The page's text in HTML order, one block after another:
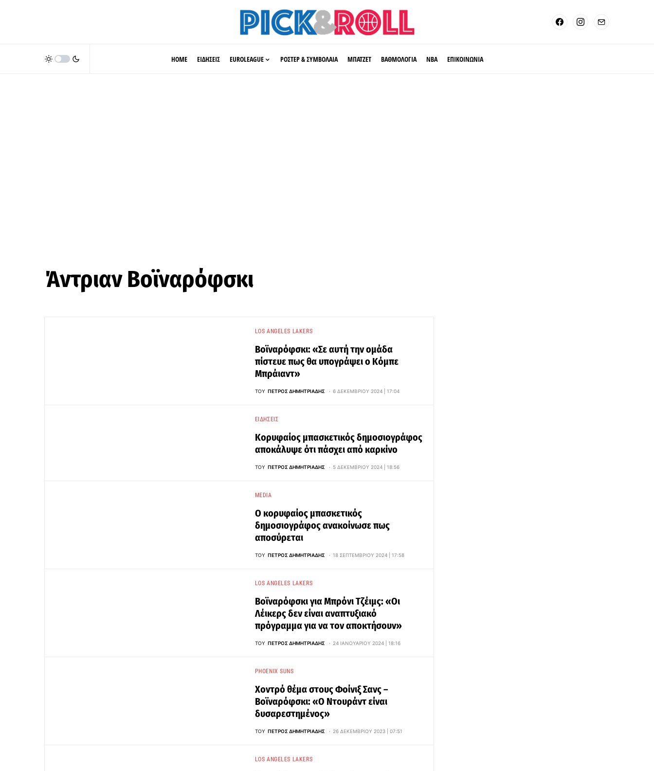
HOME ΕΙΔΗΣΕΙΣ EUROLEAGUE ΡΟΣΤΕΡ & ΣΥΜΒΟΛΑΙΑ ΜΠΑΤΖΕΤ ΒΑΘΜΟΛΟΓΙΑ ΝΒΑ ΕΠΙΚΟΙΝΩΝΙΑ
Άντριαν Βοϊναρόφσκι
LOS ANGELES LAKERS
Βοϊναρόφσκι: «Σε αυτή την ομάδα
πίστευε πως θα υπογράψει ο Κόμπε
Μπράιαντ»
ΤΟΥ ΠΈΤΡΟΣ ΔΗΜΗΤΡΙΆΔΗΣ 6 ΔΕΚΕΜΒΡΊΟΥ 2024 | 17:04
ΕΙΔΉΣΕΙΣ
Κορυφαίος μπασκετικός δημοσιογράφος
αποκάλυψε ότι πάσχει από καρκίνο
ΤΟΥ ΠΈΤΡΟΣ ΔΗΜΗΤΡΙΆΔΗΣ 5 ΔΕΚΕΜΒΡΊΟΥ 2024 | 18:56
MEDIA
Ο κορυφαίος μπασκετικός
δημοσιογράφος ανακοίνωσε πως
αποσύρεται
ΤΟΥ ΠΈΤΡΟΣ ΔΗΜΗΤΡΙΆΔΗΣ 18 ΣΕΠΤΕΜΒΡΊΟΥ 2024 | 17:58
LOS ANGELES LAKERS
Βοϊναρόφσκι για Μπρόνι Τζέιμς: «Οι
Λέικερς δεν είναι αναπτυξιακό
πρόγραμμα για να τον αποκτήσουν»
ΤΟΥ ΠΈΤΡΟΣ ΔΗΜΗΤΡΙΆΔΗΣ 24 ΙΑΝΟΥΑΡΊΟΥ 2024 | 18:16
PHOENIX SUNS
Χοντρό θέμα στους Φοίνιξ Σανς –
Βοϊναρόφσκι: «Ο Ντουράντ είναι
δυσαρεστημένος»
ΤΟΥ ΠΈΤΡΟΣ ΔΗΜΗΤΡΙΆΔΗΣ 26 ΔΕΚΕΜΒΡΊΟΥ 2023 | 07:51
LOS ANGELES LAKERS